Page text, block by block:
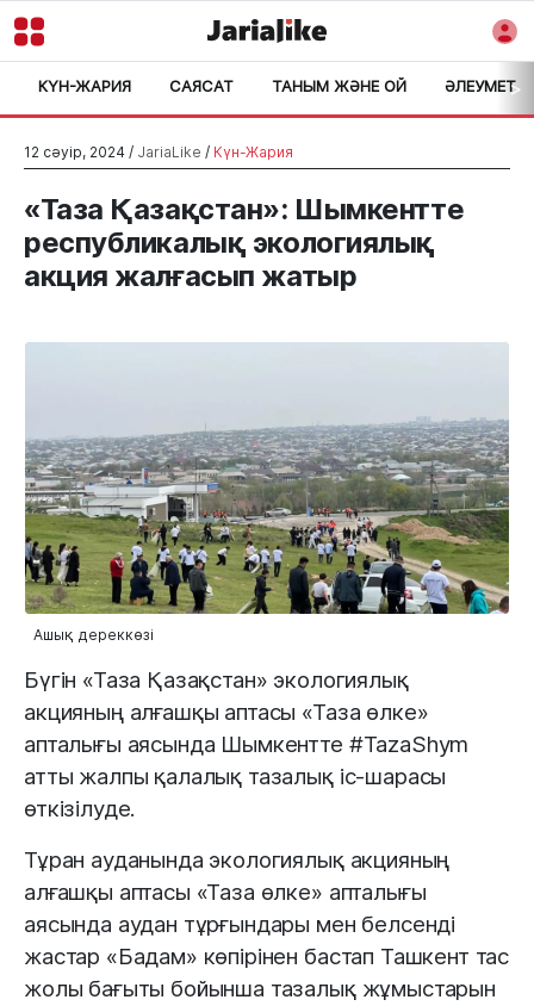
КҮН-ЖАРИЯ САЯСАТ ТАНЫМ ЖӘНЕ ОЙ ӘЛЕУМЕТ>
12 сәуір, 2024 / JariaLike / Күн-Жария
«Таза Қазақстан»: Шымкентте
республикалық экологиялық
акция жалғасып жатыр
Ашық дереккөзі
Бүгін «Таза Қазақстан» экологиялық
акцияның алғашқы аптасы «Таза өлке»
апталығы аясында Шымкентте #TazaShym
атты жалпы қалалық тазалық іс-шарасы
өткізілуде.
Тұран ауданында экологиялық акцияның
алғашқы аптасы «Таза өлке» апталығы
аясында аудан тұрғындары мен белсенді
жастар «Бадам» көпірінен бастап Ташкент тас
жолы бағыты бойынша тазалық жұмыстарын